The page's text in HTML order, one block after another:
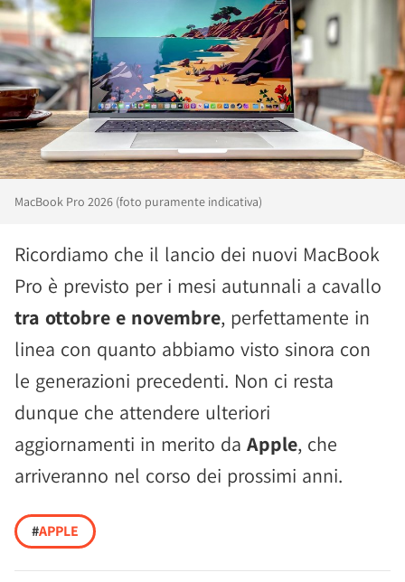
MacBook Pro 2026 (foto puramente indicativa)
Ricordiamo che il lancio dei nuovi MacBook
Pro è previsto per i mesi autunnali a cavallo
tra ottobre e novembre, perfettamente in
linea con quanto abbiamo visto sinora con
le generazioni precedenti. Non ci resta
dunque che attendere ulteriori
aggiornamenti in merito da Apple, che
arriveranno nel corso dei prossimi anni.
#APPLE